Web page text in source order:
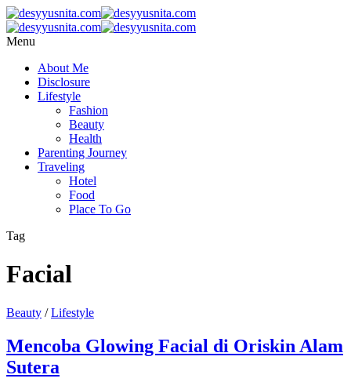
Menu
About Me
Disclosure
Lifestyle
Fashion
Beauty
Health
Parenting Journey
Traveling
Hotel
Food
Place To Go
Tag
Facial
Beauty /Lifestyle
Mencoba Glowing Facial di Oriskin Alam
Sutera